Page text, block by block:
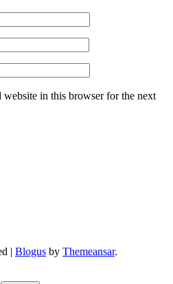
website in this browser for the next
| Blogus by Themeansar.